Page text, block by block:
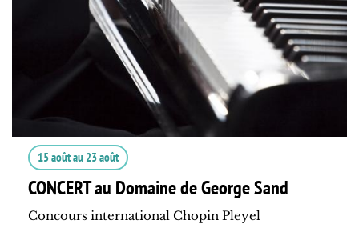
15 aoûtau 23 août
CONCERT au Domaine de George Sand
Concours international Chopin Pleyel